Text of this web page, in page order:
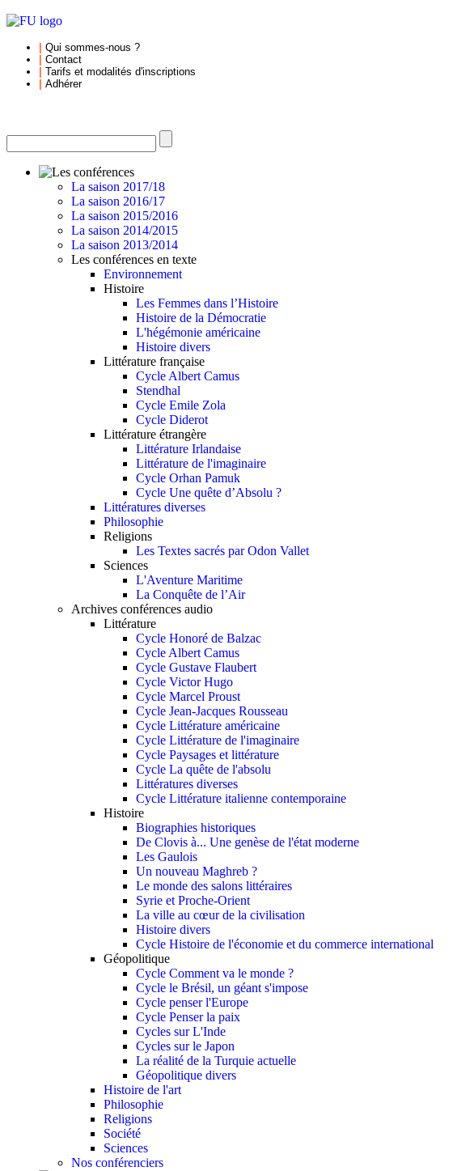
Qui sommes-nous ?
Contact
Tarifs et modalités d'inscriptions
Adhérer
La saison 2017/18
La saison 2016/17
La saison 2015/2016
La saison 2014/2015
La saison 2013/2014
Les conférences en texte
Environnement
Histoire
Les Femmes dans l’Histoire
Histoire de la Démocratie
L'hégémonie américaine
Histoire divers
Littérature française
Cycle Albert Camus
Stendhal
Cycle Emile Zola
Cycle Diderot
Littérature étrangère
Littérature Irlandaise
Littérature de l'imaginaire
Cycle Orhan Pamuk
Cycle Une quête d’Absolu ?
Littératures diverses
Philosophie
Religions
Les Textes sacrés par Odon Vallet
Sciences
L'Aventure Maritime
La Conquête de l’Air
Archives conférences audio
Littérature
Cycle Honoré de Balzac
Cycle Albert Camus
Cycle Gustave Flaubert
Cycle Victor Hugo
Cycle Marcel Proust
Cycle Jean-Jacques Rousseau
Cycle Littérature américaine
Cycle Littérature de l'imaginaire
Cycle Paysages et littérature
Cycle La quête de l'absolu
Littératures diverses
Cycle Littérature italienne contemporaine
Histoire
Biographies historiques
De Clovis à... Une genèse de l'état moderne
Les Gaulois
Un nouveau Maghreb ?
Le monde des salons littéraires
Syrie et Proche-Orient
La ville au cœur de la civilisation
Histoire divers
Cycle Histoire de l'économie et du commerce international
Géopolitique
Cycle Comment va le monde ?
Cycle le Brésil, un géant s'impose
Cycle penser l'Europe
Cycle Penser la paix
Cycles sur L'Inde
Cycles sur le Japon
La réalité de la Turquie actuelle
Géopolitique divers
Histoire de l'art
Philosophie
Religions
Société
Sciences
Nos conférenciers